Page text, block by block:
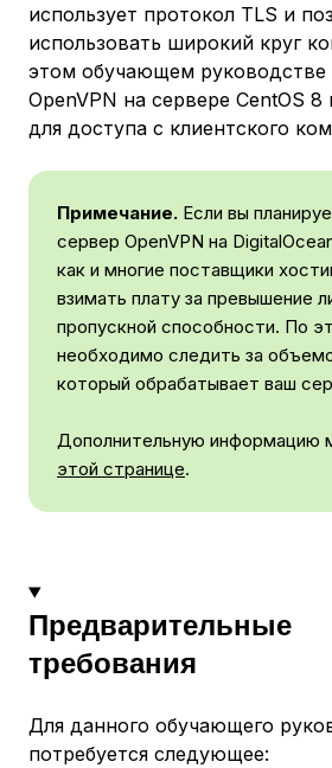
использует протокол TLS и
использовать широкий круг
этом обучающем руководстве
OpenVPN на сервере CentOS 8
для доступа с клиентского
Примечание. Если вы
сервер OpenVPN на
как и многие поставщики
взимать плату за превышение
пропускной способности. По
необходимо следить за
который обрабатывает ваш
Дополнительную информацию
этой странице.
Предварительные
требования
Для данного обучающего
потребуется следующее: